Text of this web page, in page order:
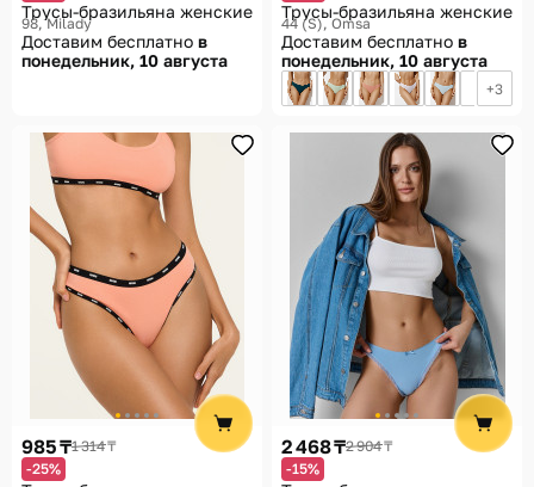
Трусы-бразильяна женские
98 Milady
Доставим бесплатно в
понедельник, 10 августа
Трусы-бразильяна женские
44 (S) Omsa
Доставим бесплатно в
понедельник, 10 августа
3
985 ₸1 314 ₸
-25%
2 468 ₸2 904 ₸
-15%